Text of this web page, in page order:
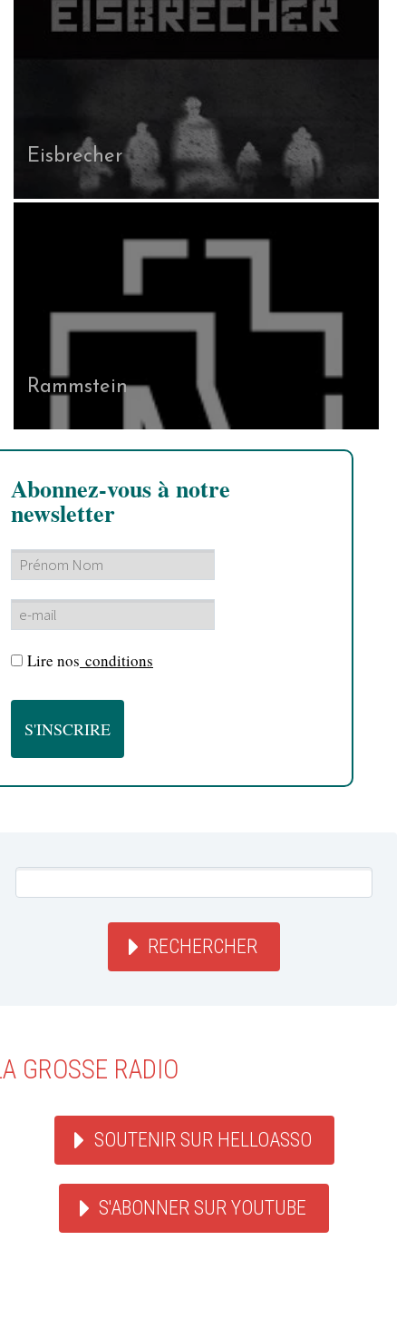
Eisbrecher
Rammstein
Abonnez-vous à notre
newsletter
Lire nos conditions
RECHERCHER
GROSSE RADIO
SOUTENIR SUR HELLOASSO
S'ABONNER SUR YOUTUBE